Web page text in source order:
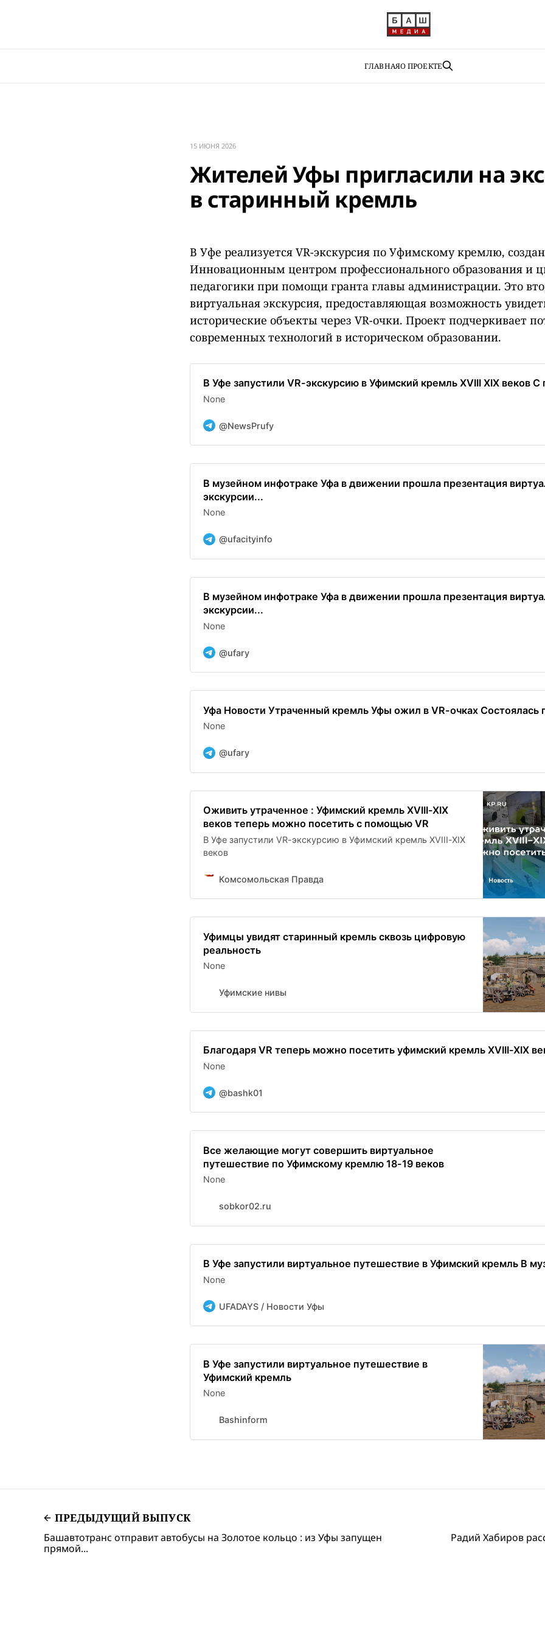
ГЛАВНАЯО ПРОЕКТЕ
15 ИЮНЯ 2026
Жителей Уфы пригласили на
в старинный кремль
В Уфе реализуется VR-экскурсия по Уфимскому кремлю,
Инновационным центром профессионального образования и
педагогики при помощи гранта главы администрации. Это
виртуальная экскурсия, предоставляющая возможность
исторические объекты через VR-очки. Проект подчеркивает
современных технологий в историческом образовании.
В Уфе запустили VR-экскурсию в Уфимский кремль XVIII XIX веков
None
@NewsPrufy
В музейном инфотраке Уфа в движении прошла презентация
экскурсии...
None
@ufacityinfo
В музейном инфотраке Уфа в движении прошла презентация
экскурсии...
None
@ufary
Уфа Новости Утраченный кремль Уфы ожил в VR-очках Состоялась
None
@ufary
Оживить утраченное : Уфимский кремль XVIII-XIX
веков теперь можно посетить с помощью VR
В Уфе запустили VR-экскурсию в Уфимский кремль XVIII-XIX
веков
Комсомольская Правда
Уфимцы увидят старинный кремль сквозь цифровую
реальность
None
Уфимские нивы
Благодаря VR теперь можно посетить уфимский кремль XVIII-XIX
None
@bashk01
Все желающие могут совершить виртуальное
путешествие по Уфимскому кремлю 18-19 веков
None
sobkor02.ru
В Уфе запустили виртуальное путешествие в Уфимский кремль В
None
UFADAYS / Новости Уфы
В Уфе запустили виртуальное путешествие в
Уфимский кремль
None
Bashinform
ПРЕДЫДУЩИЙ ВЫПУСК
Башавтотранс отправит автобусы на Золотое кольцо : из Уфы запущен
прямой...
Радий Хабиров